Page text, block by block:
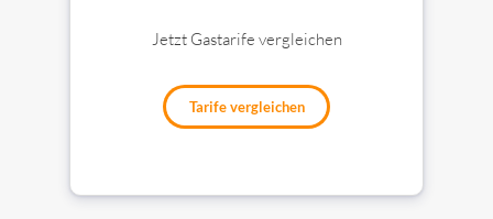
Jetzt Gastarife vergleichen
Tarife vergleichen